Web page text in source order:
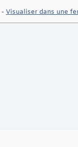
- Visualiser dans une